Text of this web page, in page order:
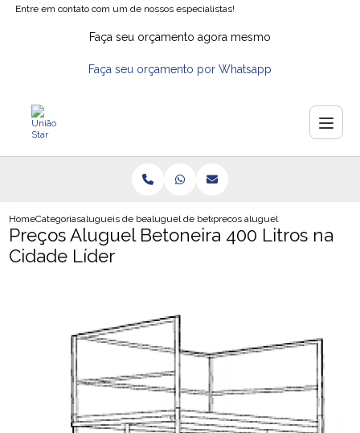
Entre em contato com um de nossos especialistas!
Faça seu orçamento agora mesmo
Faça seu orçamento por Whatsapp
HomeCategoriasalugueis de betoneirasaluguel de betoneira em osasco
precos aluguel betoneira 400
Preços Aluguel Betoneira 400 Litros na
Cidade Líder